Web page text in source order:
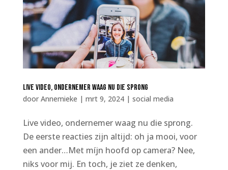
Live video, ondernemer waag nu die sprong
door Annemieke | mrt 9, 2024| social media
Live video, ondernemer waag nu die sprong.
De eerste reacties zijn altijd: oh ja mooi, voor
een ander…Met míjn hoofd op camera? Nee,
niks voor mij. En toch, je ziet ze denken,